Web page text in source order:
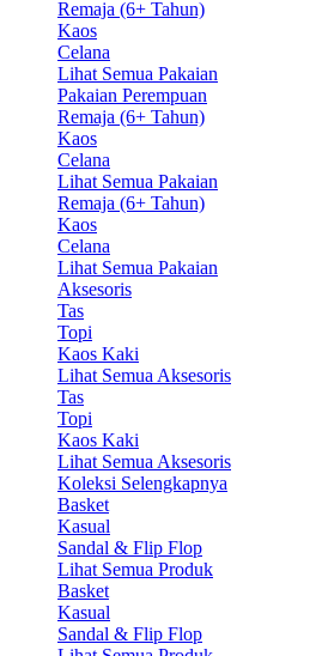
Remaja (6+ Tahun)
Kaos
Celana
Lihat Semua Pakaian
Pakaian Perempuan
Remaja (6+ Tahun)
Kaos
Celana
Lihat Semua Pakaian
Remaja (6+ Tahun)
Kaos
Celana
Lihat Semua Pakaian
Aksesoris
Tas
Topi
Kaos Kaki
Lihat Semua Aksesoris
Tas
Topi
Kaos Kaki
Lihat Semua Aksesoris
Koleksi Selengkapnya
Basket
Kasual
Sandal & Flip Flop
Lihat Semua Produk
Basket
Kasual
Sandal & Flip Flop